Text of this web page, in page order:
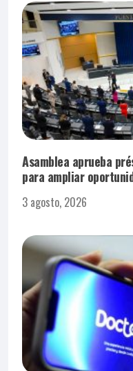
Asamblea aprueba
para ampliar
3 agosto, 2026